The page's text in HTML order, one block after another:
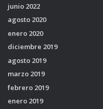
junio 2022
agosto 2020
enero 2020
diciembre 2019
agosto 2019
marzo 2019
febrero 2019
enero 2019